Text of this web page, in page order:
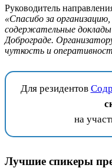
Руководитель
«Спасибо за
содержательные
Доброграде.
чуткость и
Для резидентов
на
Лучшие спикеры